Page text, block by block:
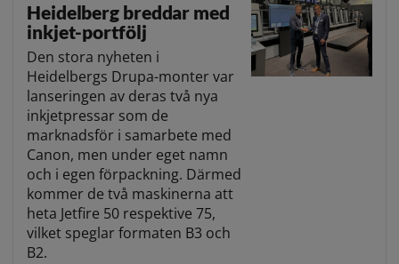
Heidelberg breddar med
inkjet-portfölj
Den stora nyheten i
Heidelbergs Drupa-monter var
lanseringen av deras två nya
inkjetpressar som de
marknadsför i samarbete med
Canon, men under eget namn
och i egen förpackning. Därmed
kommer de två maskinerna att
heta Jetfire 50 respektive 75,
vilket speglar formaten B3 och
B2.